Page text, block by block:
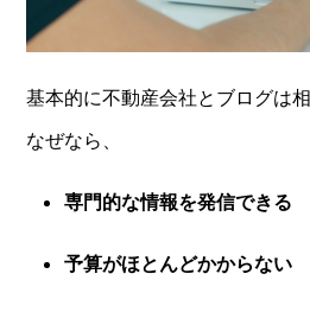
基本的に不動産会社とブログは
なぜなら、
専門的な情報を発信できる
予算がほとんどかからない